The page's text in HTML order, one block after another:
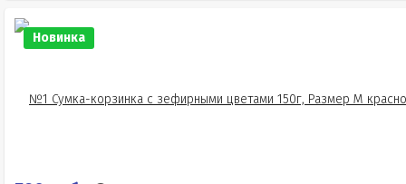
Новинка